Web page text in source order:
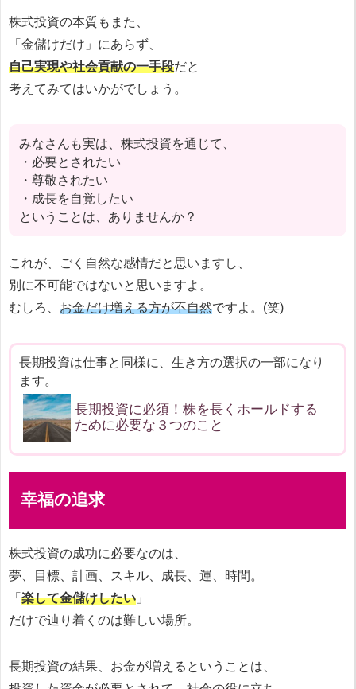
株式投資の本質もまた、
「金儲けだけ」にあらず、
自己実現や社会貢献の一手段だと
考えてみてはいかがでしょう。
みなさんも実は、株式投資を通じて、
・必要とされたい
・尊敬されたい
・成長を自覚したい
ということは、ありませんか？
これが、ごく自然な感情だと思いますし、
別に不可能ではないと思いますよ。
むしろ、 お金だけ増える方が不自然ですよ。(笑)
長期投資は仕事と同様に、生き方の選択の一部になり
ます。
長期投資に必須！株を長くホールドする
ために必要な３つのこと
幸福の追求
株式投資の成功に必要なのは、
夢、目標、計画、スキル、成長、運、時間。
「 楽して金儲けしたい 」
だけで辿り着くのは難しい場所。
長期投資の結果、お金が増えるということは、